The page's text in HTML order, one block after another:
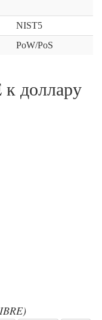
NIST5
PoW/PoS
доллару